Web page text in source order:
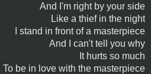
And I'm right by your side
Like a thief in the night
I stand in front of a masterpiece
And I can't tell you why
It hurts so much
To be in love with the masterpiece